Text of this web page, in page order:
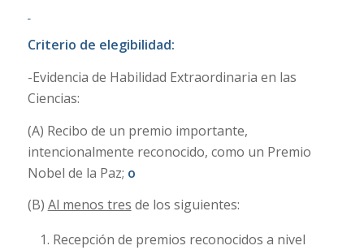
Criterio de elegibilidad:
-Evidencia de Habilidad Extraordinaria en las
Ciencias:
(A) Recibo de un premio importante,
intencionalmente reconocido, como un Premio
Nobel de la Paz; o
(B) Al menos tres de los siguientes:
Recepción de premios reconocidos a nivel